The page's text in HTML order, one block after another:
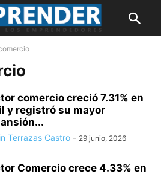
comercio creció 7.31% en
y registró su mayor
Terrazas Castro - 29 junio, 2026
Comercio crece 4.33% en